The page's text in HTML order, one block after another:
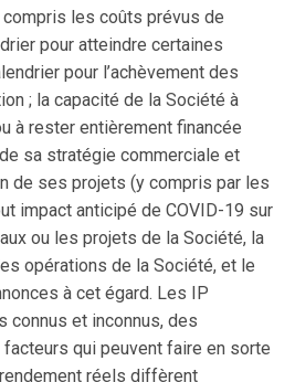
les coûts prévus de
pour atteindre certaines
pour l’achèvement des
; la capacité de la Société à
à rester entièrement financée
sa stratégie commerciale et
de ses projets (y compris par les
impact anticipé de COVID-19 sur
ou les projets de la Société, la
opérations de la Société, et le
à cet égard. Les IP
connus et inconnus, des
facteurs qui peuvent faire en sorte
réels diffèrent